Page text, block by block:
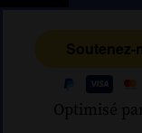
Optimisé par